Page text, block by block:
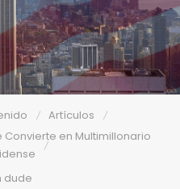
Artículos
Convierte en Multimillonario
dude